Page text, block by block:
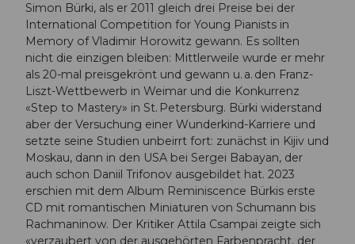
Simon Bürki, als er 2011 gleich drei Preise bei der
International Competition for Young Pianists in
Memory of Vladimir Horowitz gewann. Es sollten
nicht die einzigen bleiben: Mittlerweile wurde er mehr
als 20-mal preisgekrönt und gewann u. a. den Franz-
Liszt-Wettbewerb in Weimar und die Konkurrenz
«Step to Mastery» in St. Petersburg. Bürki widerstand
aber der Versuchung einer Wunderkind-Karriere und
setzte seine Studien unbeirrt fort: zunächst in Kijiv und
Moskau, dann in den USA bei Sergei Babayan, der
auch schon Daniil Trifonov ausgebildet hat. 2023
erschien mit dem Album Reminiscence Bürkis erste
CD mit romantischen Miniaturen von Schumann bis
Rachmaninow. Der Kritiker Attila Csampai zeigte sich
«verzaubert von der ausgehörten Farbenpracht, der